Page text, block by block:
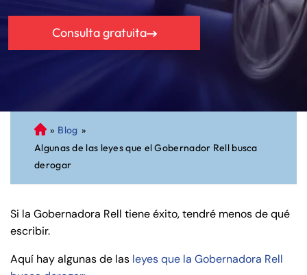
Consulta gratuita
A
bo
ga
do
Pe
rs
» Blog »
Algunas de las leyes que el Gobernador Rell busca
derogar
Si la Gobernadora Rell tiene éxito, tendré menos de qué
escribir.
Aquí hay algunas de las leyes que la Gobernadora Rell